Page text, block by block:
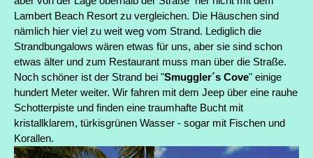
Lambert Beach Resort zu vergleichen. Die Häuschen sind
nämlich hier viel zu weit weg vom Strand. Lediglich die
Strandbungalows wären etwas für uns, aber sie sind schon
etwas älter und zum Restaurant muss man über die Straße.
Noch schöner ist der Strand bei "Smuggler´s Cove" einige
hundert Meter weiter. Wir fahren mit dem Jeep über eine rauhe
Schotterpiste und finden eine traumhafte Bucht mit
kristallklarem, türkisgrünen Wasser - sogar mit Fischen und
Korallen.